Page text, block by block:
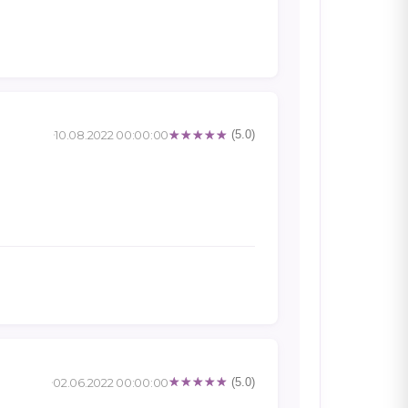
(5.0)
10.08.2022 00:00:00
(5.0)
02.06.2022 00:00:00